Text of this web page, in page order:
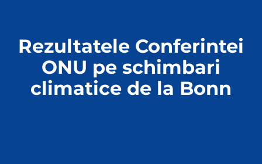
Rezultatele Conferintei
ONU pe schimbari
climatice de la Bonn